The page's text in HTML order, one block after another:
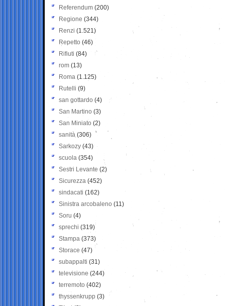
Referendum (200)
Regione (344)
Renzi (1.521)
Repetto (46)
Rifiuti (84)
rom (13)
Roma (1.125)
Rutelli (9)
san gottardo (4)
San Martino (3)
San Miniato (2)
sanità (306)
Sarkozy (43)
scuola (354)
Sestri Levante (2)
Sicurezza (452)
sindacati (162)
Sinistra arcobaleno (11)
Soru (4)
sprechi (319)
Stampa (373)
Storace (47)
subappalti (31)
televisione(244)
terremoto (402)
thyssenkrupp (3)